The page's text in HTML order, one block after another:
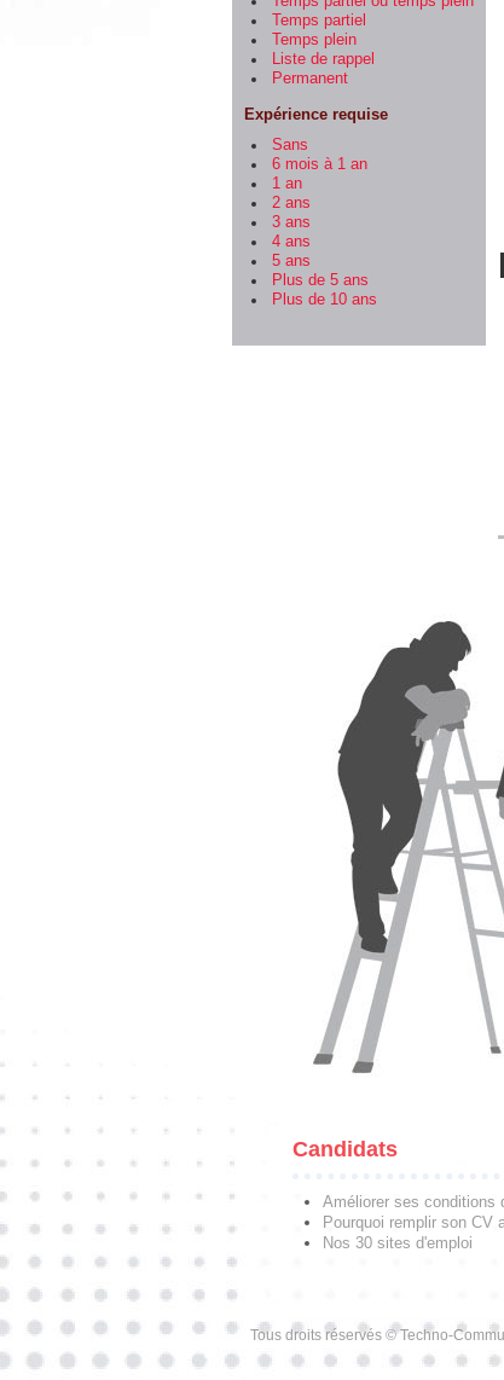
Temps partiel
Temps plein
Liste de rappel
Permanent
Expérience requise
Sans
6 mois à 1 an
1 an
2 ans
3 ans
4 ans
5 ans
Plus de 5 ans
Plus de 10 ans
Candidats
Améliorer ses conditions
Pourquoi remplir son CV
Nos 30 sites d'emploi
Tous droits réservés © Techno-